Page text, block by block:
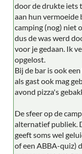
door de drukte iets
aan hun vermoeide
camping (nog) niet
dus de was werd
voor je gedaan. Ik
opgelost.
Bij de bar is ook
als gast ook mag
avond pizza's
De sfeer op de
alternatief publiek.
geeft soms wel
of een ABBA-quiz)